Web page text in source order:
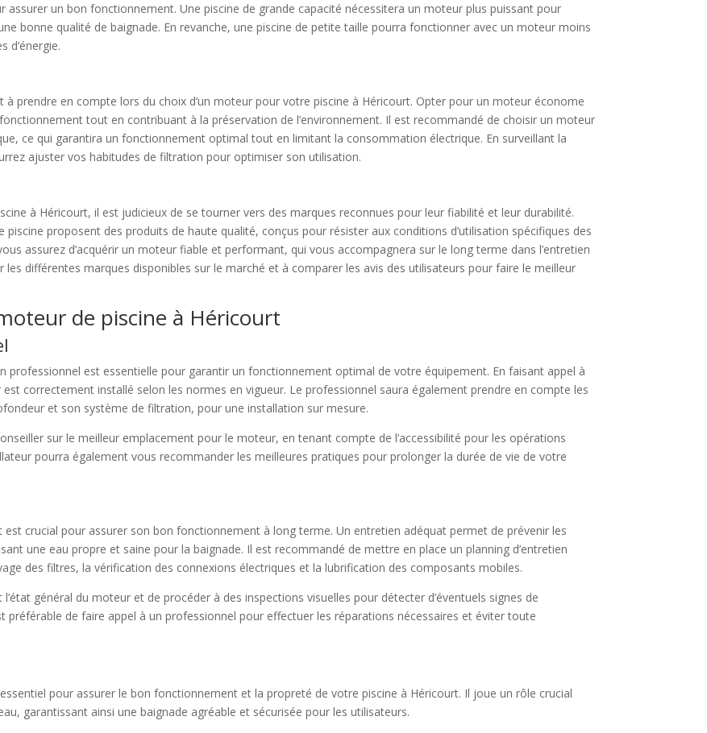
un bon fonctionnement. Une piscine de grande capacité nécessitera un moteur plus puissant pour
bonne qualité de baignade. En revanche, une piscine de petite taille pourra fonctionner avec un moteur moins
d’énergie.
prendre en compte lors du choix d’un moteur pour votre piscine à Héricourt. Opter pour un moteur économe
tout en contribuant à la préservation de l’environnement. Il est recommandé de choisir un moteur
ce qui garantira un fonctionnement optimal tout en limitant la consommation électrique. En surveillant la
ajuster vos habitudes de filtration pour optimiser son utilisation.
à Héricourt, il est judicieux de se tourner vers des marques reconnues pour leur fiabilité et leur durabilité.
proposent des produits de haute qualité, conçus pour résister aux conditions d’utilisation spécifiques des
assurez d’acquérir un moteur fiable et performant, qui vous accompagnera sur le long terme dans l’entretien
les différentes marques disponibles sur le marché et à comparer les avis des utilisateurs pour faire le meilleur
de piscine à Héricourt
professionnel est essentielle pour garantir un fonctionnement optimal de votre équipement. En faisant appel à
correctement installé selon les normes en vigueur. Le professionnel saura également prendre en compte les
et son système de filtration, pour une installation sur mesure.
sur le meilleur emplacement pour le moteur, en tenant compte de l’accessibilité pour les opérations
pourra également vous recommander les meilleures pratiques pour prolonger la durée de vie de votre
est crucial pour assurer son bon fonctionnement à long terme. Un entretien adéquat permet de prévenir les
une eau propre et saine pour la baignade. Il est recommandé de mettre en place un planning d’entretien
des filtres, la vérification des connexions électriques et la lubrification des composants mobiles.
général du moteur et de procéder à des inspections visuelles pour détecter d’éventuels signes de
préférable de faire appel à un professionnel pour effectuer les réparations nécessaires et éviter toute
pour assurer le bon fonctionnement et la propreté de votre piscine à Héricourt. Il joue un rôle crucial
garantissant ainsi une baignade agréable et sécurisée pour les utilisateurs.